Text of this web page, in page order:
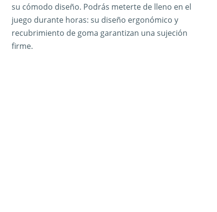
su cómodo diseño. Podrás meterte de lleno en el
juego durante horas: su diseño ergonómico y
recubrimiento de goma garantizan una sujeción
firme.